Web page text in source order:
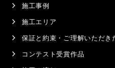
施工事例
施工エリア
保証と約束・ご理解いただき
コンテスト受賞作品